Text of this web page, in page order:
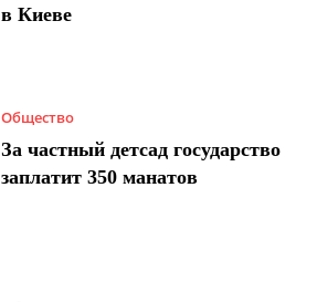
в Киеве
Общество
За частный детсад государство
заплатит 350 манатов